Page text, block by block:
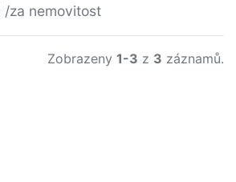
/za nemovitost
Zobrazeny 1-3 z 3 záznamů.